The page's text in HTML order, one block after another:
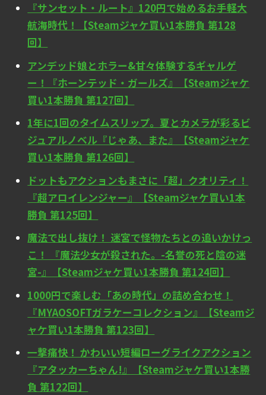
『サンセット・ルート』120円で始めるお手軽大
航海時代！【Steamジャケ買い1本勝負 第128
回】
アンデッド娘とホラー&甘々体験するギャルゲ
ー！『ホーンテッド・ガールズ』【Steamジャケ
買い1本勝負 第127回】
1年に1回のタイムスリップ。夏とカメラが彩るビ
ジュアルノベル『じゃあ、また』【Steamジャケ
買い1本勝負 第126回】
ドットもアクションもまさに「超」クオリティ！
『超アロイレンジャー』【Steamジャケ買い1本
勝負 第125回】
魔法で出し抜け！ 迷宮で怪物たちとの追いかけっ
こ！ 『魔法少女が殺された。-名誉の死と陰の迷
宮-』【Steamジャケ買い1本勝負 第124回】
1000円で楽しむ「あの時代」の詰め合わせ！
『MYAOSOFTガラケーコレクション』【Steamジ
ャケ買い1本勝負 第123回】
一撃痛快！ かわいい短編ローグライクアクション
『アタッカーちゃん!』【Steamジャケ買い1本勝
負 第122回】